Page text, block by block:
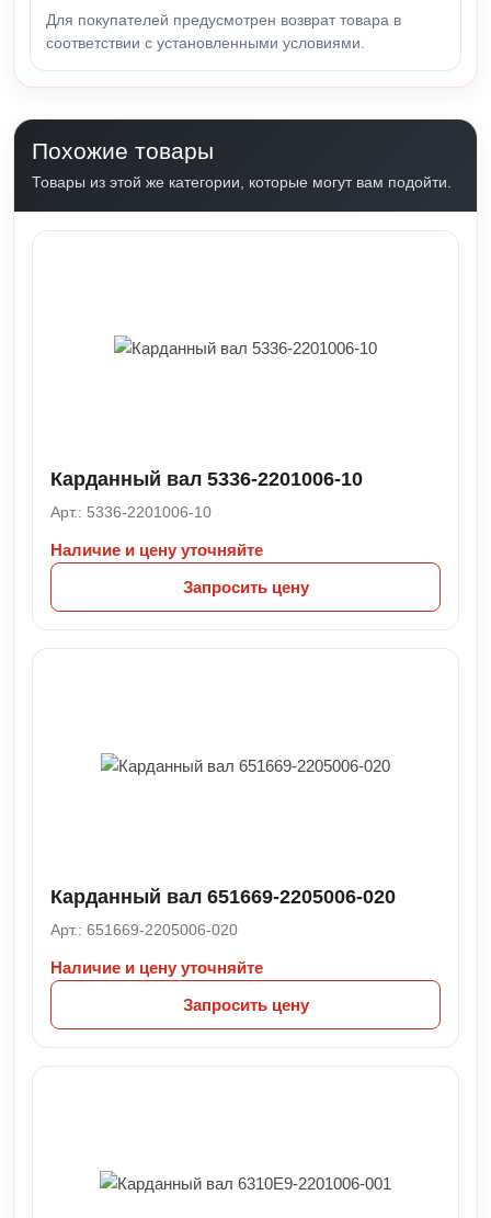
Для покупателей предусмотрен возврат товара в
соответствии с установленными условиями.
Похожие товары
Товары из этой же категории, которые могут вам подойти.
Карданный вал 5336-2201006-10
Арт.: 5336-2201006-10
Наличие и цену уточняйте
Запросить цену
Карданный вал 651669-2205006-020
Арт.: 651669-2205006-020
Наличие и цену уточняйте
Запросить цену